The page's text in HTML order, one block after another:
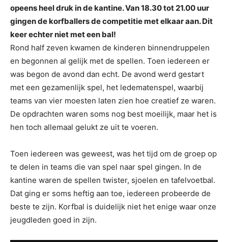
opeens heel druk in de kantine. Van 18.30 tot 21.00 uur
gingen de korfballers de competitie met elkaar aan. Dit
keer echter niet met een bal!
Rond half zeven kwamen de kinderen binnendruppelen
en begonnen al gelijk met de spellen. Toen iedereen er
was begon de avond dan echt. De avond werd gestart
met een gezamenlijk spel, het ledematenspel, waarbij
teams van vier moesten laten zien hoe creatief ze waren.
De opdrachten waren soms nog best moeilijk, maar het is
hen toch allemaal gelukt ze uit te voeren.
Toen iedereen was geweest, was het tijd om de groep op
te delen in teams die van spel naar spel gingen. In de
kantine waren de spellen twister, sjoelen en tafelvoetbal.
Dat ging er soms heftig aan toe, iedereen probeerde de
beste te zijn. Korfbal is duidelijk niet het enige waar onze
jeugdleden goed in zijn.